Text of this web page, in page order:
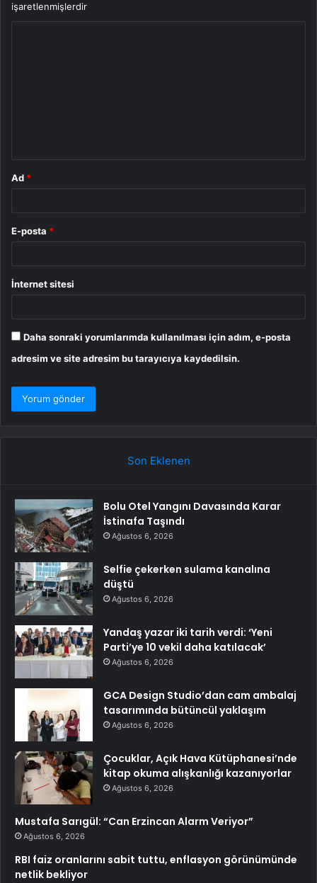
işaretlenmişlerdir
Ad *
E-posta *
İnternet sitesi
Daha sonraki yorumlarımda kullanılması için adım, e-posta
adresim ve site adresim bu tarayıcıya kaydedilsin.
Son Eklenen
Bolu Otel Yangını Davasında Karar
İstinafa Taşındı
Ağustos 6, 2026
Selfie çekerken sulama kanalına
düştü
Ağustos 6, 2026
Yandaş yazar iki tarih verdi: ‘Yeni
Parti’ye 10 vekil daha katılacak’
Ağustos 6, 2026
GCA Design Studio’dan cam ambalaj
tasarımında bütüncül yaklaşım
Ağustos 6, 2026
Çocuklar, Açık Hava Kütüphanesi’nde
kitap okuma alışkanlığı kazanıyorlar
Ağustos 6, 2026
Mustafa Sarıgül: “Can Erzincan Alarm Veriyor”
Ağustos 6, 2026
RBI faiz oranlarını sabit tuttu, enflasyon görünümünde
netlik bekliyor